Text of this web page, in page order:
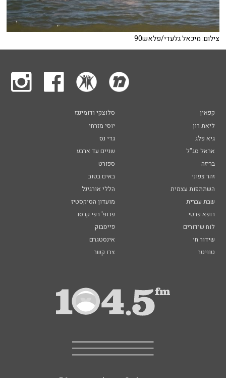
צילום: מיכאל גלעדי/פלאש90
קפאין
סלוצקי ודומינגז
ליאת רון
יוסי מזרחי
גיא פלג
גדי נס
אראל סג"ל
שניים עד ארבע
בריזה
ספורט
זהר צפוני
באים בטוב
השתתפות עצמית
הללי אורגינל
שבת עברית
מועדון הסיקסטיז
רופא פרטי
פרופ' רפי קרסו
לוח שידורים
פייסבוק
שידור חי
אינסטגרם
טוויטר
צרו קשר